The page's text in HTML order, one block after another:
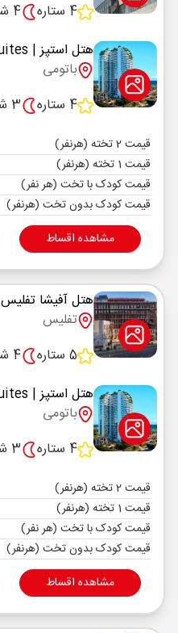
4 ستاره
4 شب
هتل استپز| STEPS hotel and suites
باتومی
4 ستاره
3 شب
قیمت 2 تخته (هرنفر)
قیمت 1 تخته (هرنفر)
قیمت کودک با تخت (هر نفر)
قیمت کودک بدون تخت (هرنفر)
مشاهده اقساط
هتل آفیشا تفلیس
تفلیس
5 ستاره
4 شب
هتل استپز| STEPS hotel and suites
باتومی
4 ستاره
3 شب
قیمت 2 تخته (هرنفر)
قیمت 1 تخته (هرنفر)
قیمت کودک با تخت (هر نفر)
قیمت کودک بدون تخت (هرنفر)
مشاهده اقساط